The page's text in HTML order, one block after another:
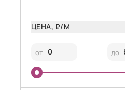
ЦЕНА, ₽/М
от до